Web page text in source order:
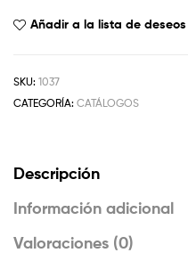
Añadir a la lista de deseos
SKU: 1037
CATEGORÍA: CATÁLOGOS
Descripción
Información adicional
Valoraciones (0)